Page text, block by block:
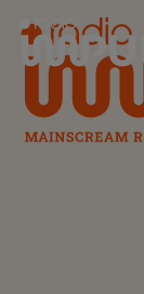
Radio Impuls